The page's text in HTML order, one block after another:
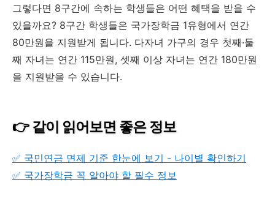
그렇다면 8구간에 속하는 학생들은 어떤 혜택을 받을 수
있을까요? 8구간 학생들은 국가장학금 1유형에서 연간
80만원을 지원받게 됩니다. 다자녀 가구의 경우 첫째·둘
째 자녀는 연간 115만원, 셋째 이상 자녀는 연간 180만원
을 지원받을 수 있습니다.
👉 같이 읽어보면 좋은 정보
✅ 국민연금 면제 기준 한눈에 보기 - 나이별 확인하기
✅ 국가장학금 꼭 알아야 할 필수 정보